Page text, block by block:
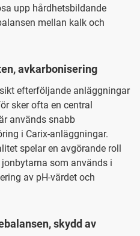
upp hårdhetsbildande
mellan kalk och
avkarbonisering
efterföljande anläggningar
sker ofta en central
används snabb
i Carix-anläggningar.
spelar en avgörande roll
som används i
av pH-värdet och
skydd av